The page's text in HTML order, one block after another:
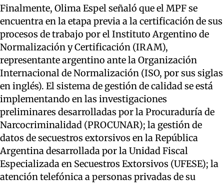
Finalmente, Olima Espel señaló que el MPF se
encuentra en la etapa previa a la certificación de sus
procesos de trabajo por el Instituto Argentino de
Normalización y Certificación (IRAM),
representante argentino ante la Organización
Internacional de Normalización (ISO, por sus siglas
en inglés). El sistema de gestión de calidad se está
implementando en las investigaciones
preliminares desarrolladas por la Procuraduría de
Narcocriminalidad (PROCUNAR); la gestión de
datos de secuestros extorsivos en la República
Argentina desarrollada por la Unidad Fiscal
Especializada en Secuestros Extorsivos (UFESE); la
atención telefónica a personas privadas de su